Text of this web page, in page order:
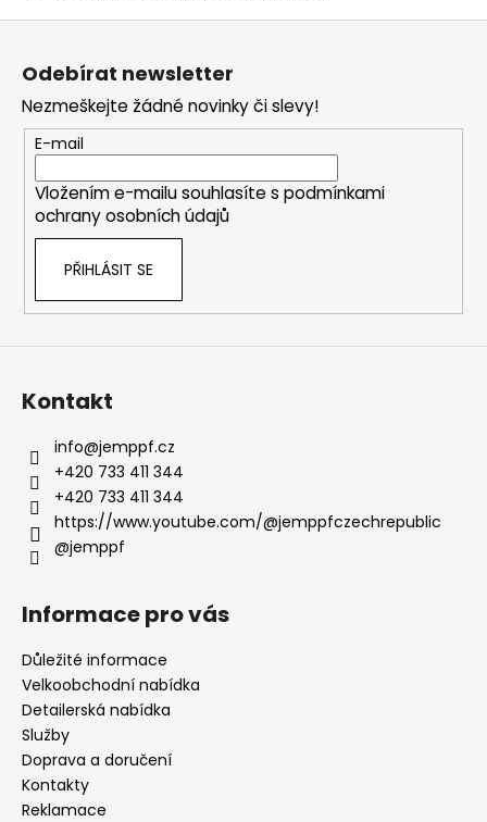
Z
Odebírat newsletter
Nezmeškejte žádné novinky či slevy!
E-mail
Vložením e-mailu souhlasíte s podmínkami
ochrany osobních údajů
PŘIHLÁSIT SE
Kontakt
info@jemppf.cz
+420 733 411 344
+420 733 411 344
https://www.youtube.com/@jemppfczechrepublic
@jemppf
Informace pro vás
Důležité informace
Velkoobchodní nabídka
Detailerská nabídka
Služby
Doprava a doručení
Kontakty
Reklamace